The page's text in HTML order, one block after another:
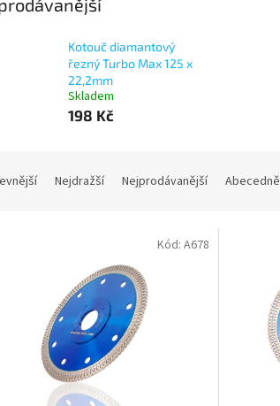
Kotouč diamantový
řezný Turbo Max 125 x
22,2mm
Skladem
198 Kč
Nejdražší Nejprodávanější Abecedně
Kód: A678